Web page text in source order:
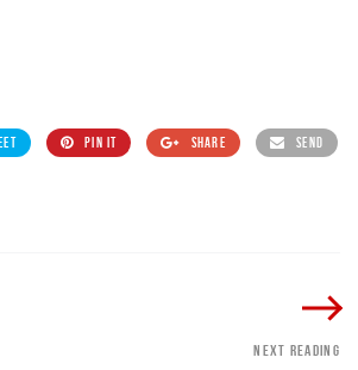
PIN IT SHARE SEND
NEXT READING